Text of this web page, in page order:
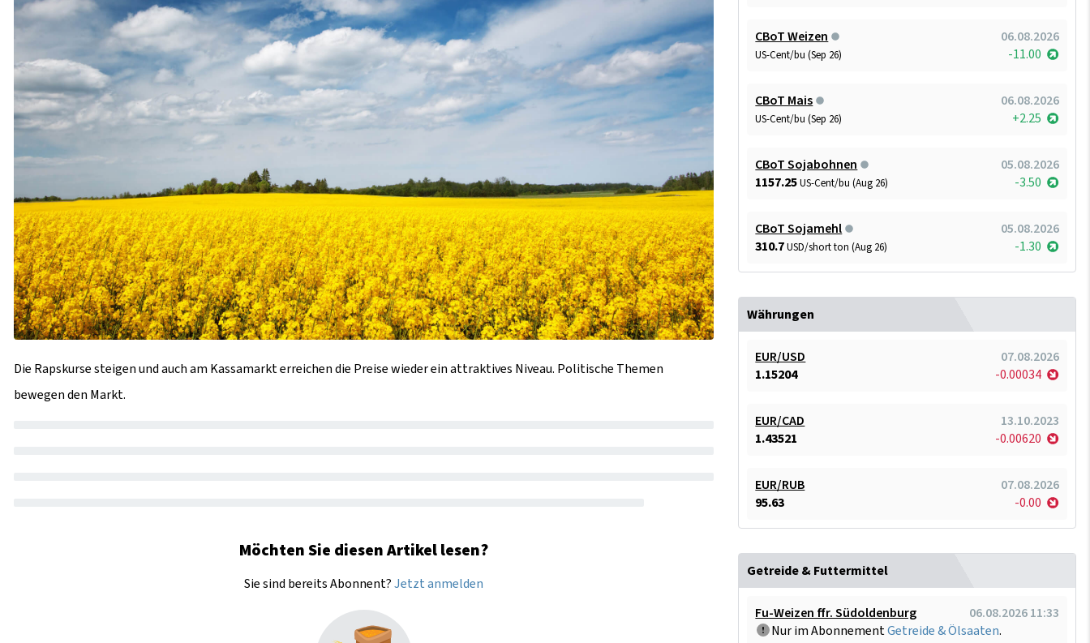
Die Rapskurse steigen und auch am Kassamarkt erreichen die Preise wieder ein attraktives Niveau. Politische Themen
bewegen den Markt.
Möchten Sie diesen Artikel lesen?
Sie sind bereits Abonnent?Jetzt anmelden
CBoT Weizen 06.08.2026
US-Cent/bu (Sep 26) -11.00
CBoT Mais 06.08.2026
US-Cent/bu (Sep 26) +2.25
CBoT Sojabohnen
05.08.2026
1157.25US-Cent/bu (Aug 26) -3.50
CBoT Sojamehl
05.08.2026
310.7USD/short ton (Aug 26) -1.30
Währungen
EUR/USD
07.08.2026
1.15204
-0.00034
EUR/CAD
13.10.2023
1.43521
-0.00620
EUR/RUB
07.08.2026
95.63
-0.00
Getreide & Futtermittel
Fu-Weizen ffr. Südoldenburg
06.08.2026 11:33
Nur im AbonnementGetreide & Ölsaaten.